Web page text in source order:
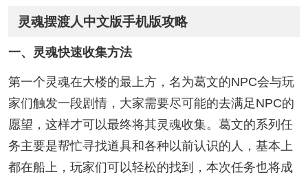
灵魂摆渡人中文版手机版攻略
一、灵魂快速收集方法
第一个灵魂在大楼的最上方，名为葛文的NPC会与玩
家们触发一段剧情，大家需要尽可能的去满足NPC的
愿望，这样才可以最终将其灵魂收集。葛文的系列任
务主要是帮忙寻找道具和各种以前认识的人，基本上
都在船上，玩家们可以轻松的找到，本次任务也将成